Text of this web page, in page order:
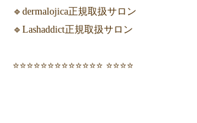
🔹dermalojica正規取扱サロン
🔹Lashaddict正規取扱サロン
⭐️⭐️⭐️⭐️⭐️⭐️⭐️⭐️⭐️⭐️⭐️⭐️⭐️ ⭐️⭐️⭐️⭐️